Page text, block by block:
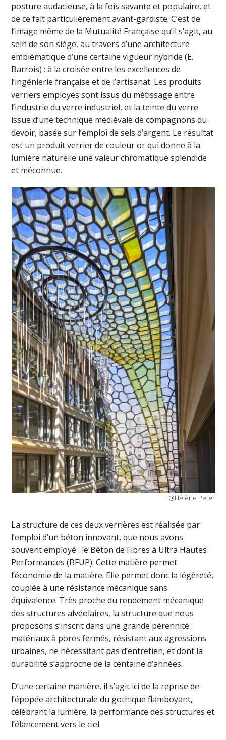
posture audacieuse, à la fois savante et populaire, et
de ce fait particulièrement avant-gardiste. C’est de
l’image même de la Mutualité Française qu’il s’agit, au
sein de son siège, au travers d’une architecture
emblématique d’une certaine vigueur hybride (E.
Barrois) : à la croisée entre les excellences de
l’ingénierie française et de l’artisanat. Les produits
verriers employés sont issus du métissage entre
l’industrie du verre industriel, et la teinte du verre
issue d’une technique médiévale de compagnons du
devoir, basée sur l’emploi de sels d’argent. Le résultat
est un produit verrier de couleur or qui donne à la
lumière naturelle une valeur chromatique splendide
et méconnue.
@Hélène Peter
La structure de ces deux verrières est réalisée par
l’emploi d’un béton innovant, que nous avons
souvent employé : le Béton de Fibres à Ultra Hautes
Performances (BFUP). Cette matière permet
l’économie de la matière. Elle permet donc la légèreté,
couplée à une résistance mécanique sans
équivalence. Très proche du rendement mécanique
des structures alvéolaires, la structure que nous
proposons s’inscrit dans une grande pérennité :
matériaux à pores fermés, résistant aux agressions
urbaines, ne nécessitant pas d’entretien, et dont la
durabilité s’approche de la centaine d’années.
D’une certaine manière, il s’agit ici de la reprise de
l’épopée architecturale du gothique flamboyant,
célébrant la lumière, la performance des structures et
l’élancement vers le ciel.